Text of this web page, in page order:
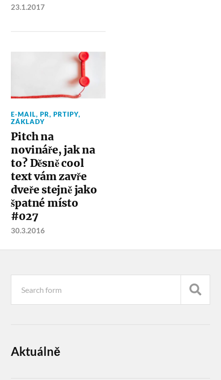
23.1.2017
E-MAIL,PR,PRTIPY,
ZÁKLADY
Pitch na
novináře, jak na
to? Děsně cool
text vám zavře
dveře stejně jako
špatné místo
#027
30.3.2016
Aktuálně